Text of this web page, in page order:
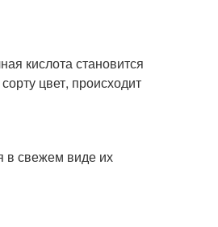
кислота становится
цвет, происходит
в свежем виде их